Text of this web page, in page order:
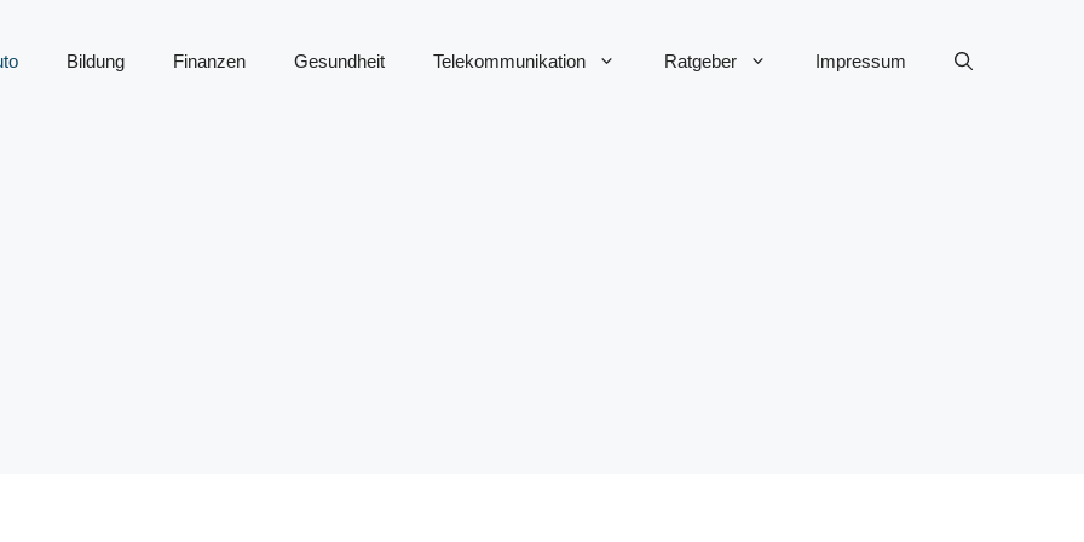
Bildung Finanzen Gesundheit Telekommunikation Ratgeber Impressum